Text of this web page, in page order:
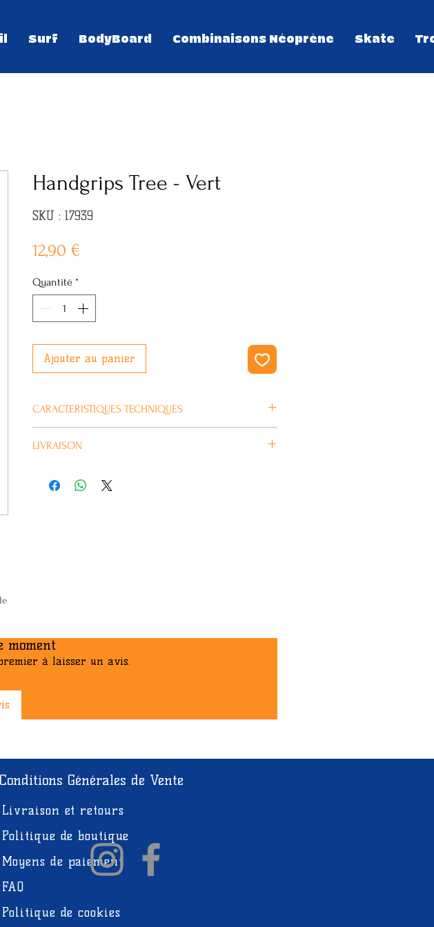
Surf BodyBoard Combinaisons Néoprène Skate
Handgrips Tree - Vert
SKU : 17939
12,90 €
Quantité *
Ajouter au panier
CARACTERISTIQUES TECHNIQUES
Plus d’information
LIVRAISON
moment
à laisser un avis.
Conditions Générales de Vente
Livraison et retours
Politique de boutique
Moyens de paiement
FAQ
Politique de cookies